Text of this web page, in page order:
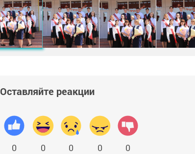
Оставляйте реакции
0 0 0 0 0